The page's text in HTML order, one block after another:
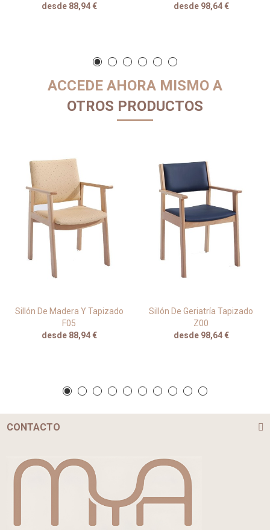
desde 88,94 €
desde 98,64 €
ACCEDE AHORA MISMO A
OTROS PRODUCTOS
Sillón De Madera Y Tapizado
F05
desde 88,94 €
Sillón De Geriatría Tapizado
Z00
desde 98,64 €
CONTACTO